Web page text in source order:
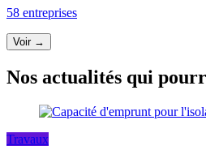
58 entreprises
Voir →
Nos actualités qui
Travaux